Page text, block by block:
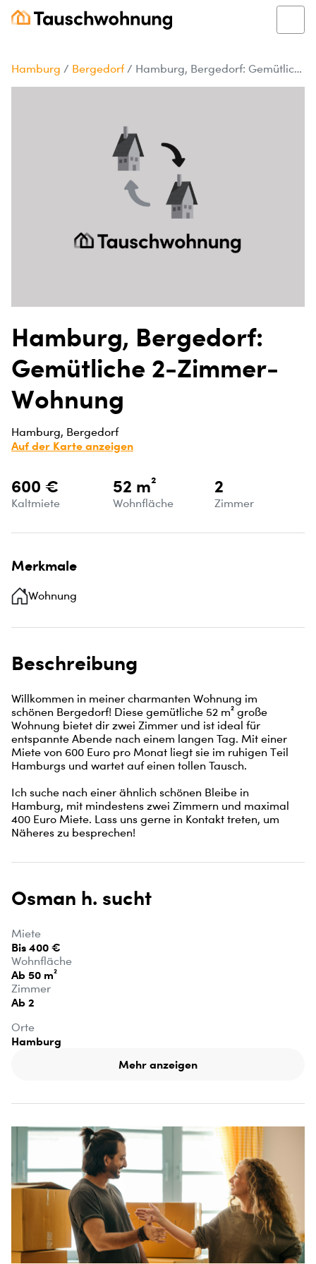
Hamburg / Bergedorf / Hamburg, Bergedorf: Gemütliche 2-Zimmer-Wohnung
Hamburg, Bergedorf:
Gemütliche 2-Zimmer-
Wohnung
Hamburg, Bergedorf
Auf der Karte anzeigen
600 €
Kaltmiete
52 m²
Wohnfläche
2
Zimmer
Merkmale
Wohnung
Beschreibung
Willkommen in meiner charmanten Wohnung im
schönen Bergedorf! Diese gemütliche 52 m² große
Wohnung bietet dir zwei Zimmer und ist ideal für
entspannte Abende nach einem langen Tag. Mit einer
Miete von 600 Euro pro Monat liegt sie im ruhigen Teil
Hamburgs und wartet auf einen tollen Tausch.
Ich suche nach einer ähnlich schönen Bleibe in
Hamburg, mit mindestens zwei Zimmern und maximal
400 Euro Miete. Lass uns gerne in Kontakt treten, um
Näheres zu besprechen!
Osman h. sucht
Miete
Bis 400 €
Wohnfläche
Ab 50 m²
Zimmer
Ab 2
Orte
Hamburg
Mehr anzeigen